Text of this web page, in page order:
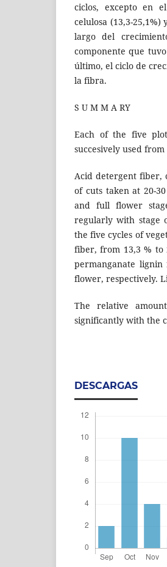
ciclos, excepto en
celulosa (13,3-
largo del
componente que
último, el ciclo de
la fibra.
S U M M A RY
Each of the five
succesively used
Acid detergent fiber,
of cuts taken at 20-
and full flower
regularly with stage
the five cycles of
fiber, from 13,3 % to
permanganate
flower, respectively.
The relative
significantly with the
DESCARGAS